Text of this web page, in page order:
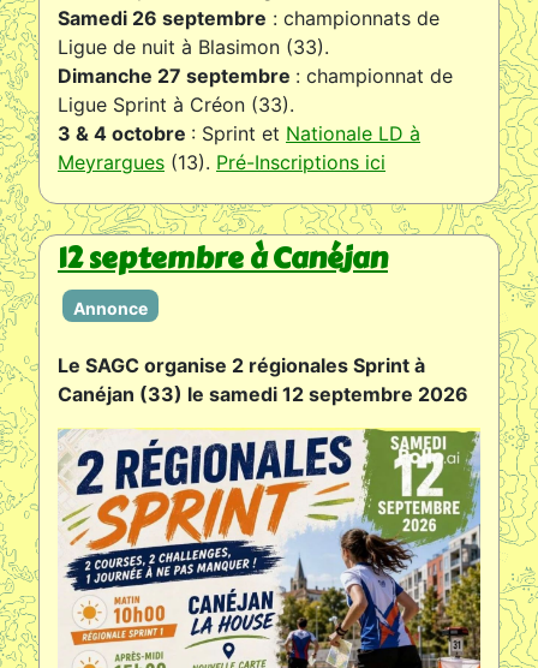
Samedi 26 septembre : championnats de
Ligue de nuit à Blasimon (33).
Dimanche 27 septembre : championnat de
Ligue Sprint à Créon (33).
3 & 4 octobre : Sprint et Nationale LD à
Meyrargues (13). Pré-Inscriptions ici
12 septembre à Canéjan
Annonce
Le SAGC organise 2 régionales Sprint à
Canéjan (33) le samedi 12 septembre 2026